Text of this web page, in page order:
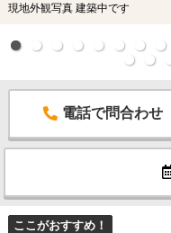
現地外観写真 建築中です
電話で問合わせ
ここがおすすめ！